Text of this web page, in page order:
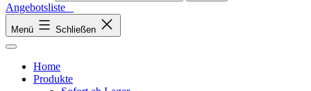
Angebotsliste
Menü Schließen
Home
Produkte